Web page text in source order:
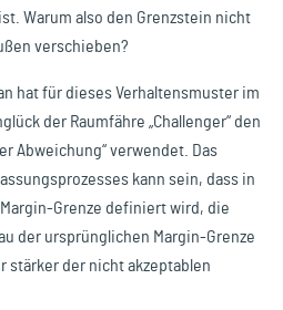
Warum also den Grenzstein nicht
verschieben?
hat für dieses Verhaltensmuster im
der Raumfähre „Challenger“ den
Abweichung“ verwendet. Das
kann sein, dass in
Grenze definiert wird, die
der ursprünglichen Margin-Grenze
stärker der nicht akzeptablen